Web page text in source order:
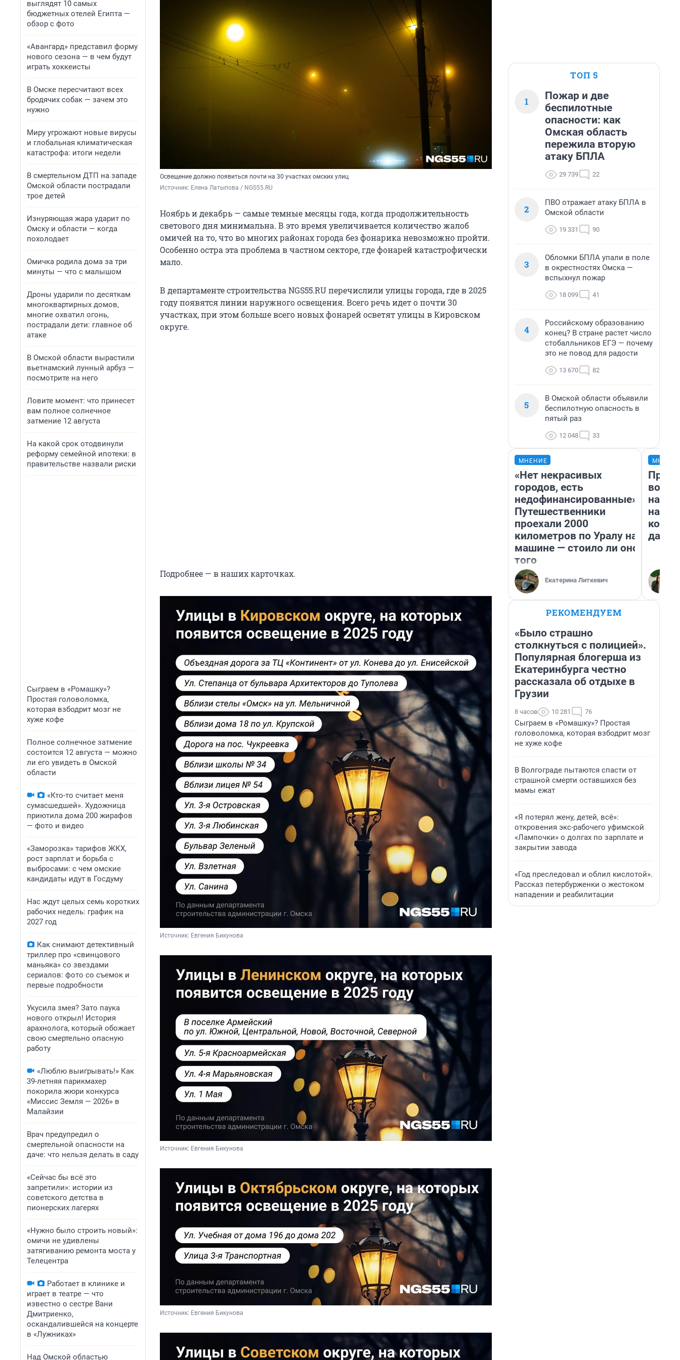
выглядят 10 самых
бюджетных отелей Египта —
обзор с фото
«Авангард» представил форму
нового сезона — в чем будут
играть хоккеисты
В Омске пересчитают всех
бродячих собак — зачем это
нужно
Миру угрожают новые вирусы
и глобальная климатическая
катастрофа: итоги недели
В смертельном ДТП на западе
Омской области пострадали
трое детей
Изнуряющая жара ударит по
Омску и области — когда
похолодает
Омичка родила дома за три
минуты — что с малышом
Дроны ударили по десяткам
многоквартирных домов,
многие охватил огонь,
пострадали дети: главное об
атаке
В Омской области вырастили
вьетнамский лунный арбуз —
посмотрите на него
Ловите момент: что принесет
вам полное солнечное
затмение 12 августа
На какой срок отодвинули
реформу семейной ипотеки: в
правительстве назвали риски
Сыграем в «Ромашку»?
Простая головоломка,
которая взбодрит мозг не
хуже кофе
Полное солнечное затмение
состоится 12 августа — можно
ли его увидеть в Омской
области
«Кто-то считает меня
сумасшедшей». Художница
приютила дома 200 жирафов
— фото и видео
«Заморозка» тарифов ЖКХ,
рост зарплат и борьба с
выбросами: с чем омские
кандидаты идут в Госдуму
Нас ждут целых семь коротких
рабочих недель: график на
2027 год
Как снимают детективный
триллер про «свинцового
маньяка» со звездами
сериалов: фото со съемок и
первые подробности
Укусила змея? Зато паука
нового открыл! История
арахнолога, который обожает
свою смертельно опасную
работу
«Люблю выигрывать!» Как
39-летняя парикмахер
покорила жюри конкурса
«Миссис Земля — 2026» в
Малайзии
Врач предупредил о
смертельной опасности на
даче: что нельзя делать в саду
«Сейчас бы всё это
запретили»: истории из
советского детства в
пионерских лагерях
«Нужно было строить новый»:
омичи не удивлены
затягиванию ремонта моста у
Телецентра
Работает в клинике и
играет в театре — что
известно о сестре Вани
Дмитриенко,
оскандалившейся на концерте
в «Лужниках»
Над Омской областью
Освещение должно появиться почти на 30 участках омских улиц
Источник: Елена Латыпова / NGS55.RU
Ноябрь и декабрь — самые темные месяцы года, когда продолжительность
светового дня минимальна. В это время увеличивается количество жалоб
омичей на то, что во многих районах города без фонарика невозможно пройти.
Особенно остра эта проблема в частном секторе, где фонарей катастрофически
мало.
В департаменте строительства NGS55.RU перечислили улицы города, где в 2025
году появятся линии наружного освещения. Всего речь идет о почти 30
участках, при этом больше всего новых фонарей осветят улицы в Кировском
округе.
Подробнее — в наших карточках.
Источник: Евгения Бикунова
Источник: Евгения Бикунова
Источник: Евгения Бикунова
ТОП 5
1
Пожар и две
беспилотные
опасности: как
Омская область
пережила вторую
атаку БПЛА
29 739 22
2
ПВО отражает атаку БПЛА в
Омской области
19 331 90
3
Обломки БПЛА упали в поле
в окрестностях Омска —
вспыхнул пожар
18 099 41
4
Российскому образованию
конец? В стране растет число
стобалльников ЕГЭ — почему
это не повод для радости
13 670 82
5
В Омской области объявили
беспилотную опасность в
пятый раз
12 048 33
МНЕНИЕ
«Нет некрасивых
городов, есть
недофинансированные».
Путешественники
проехали 2000
километров по Уралу на
машине — стоило ли оно
того
Екатерина Литкевич
нам
даже
РЕКОМЕНДУЕМ
«Было страшно
столкнуться с полицией».
Популярная блогерша из
Екатеринбурга честно
рассказала об отдыхе в
Грузии
8 часов 10 281 76
Сыграем в «Ромашку»? Простая
головоломка, которая взбодрит мозг
не хуже кофе
В Волгограде пытаются спасти от
страшной смерти оставшихся без
мамы ежат
«Я потерял жену, детей, всё»:
откровения экс-рабочего уфимской
«Лампочки» о долгах по зарплате и
закрытии завода
«Год преследовал и облил кислотой».
Рассказ петербурженки о жестоком
нападении и реабилитации